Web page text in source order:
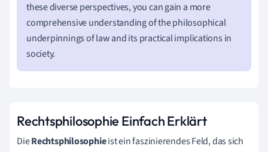
these diverse perspectives, you can gain a more
comprehensive understanding of the philosophical
underpinnings of law and its practical implications in
society.
Rechtsphilosophie Einfach Erklärt
DieRechtsphilosophieist ein faszinierendes Feld, das sich